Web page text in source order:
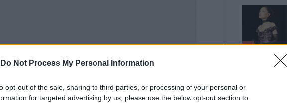
Do Not Process My Personal Information
opt-out of the sale, sharing to third parties, or processing of your personal or
for targeted advertising by us, please use the below opt-out section to
5